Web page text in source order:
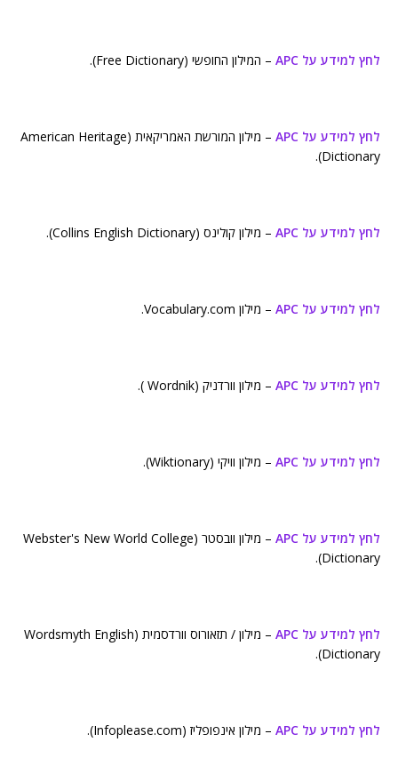
לחץ למידע על APC – המילון החופשי (Free Dictionary).
לחץ למידע על APC
– מילון המורשת האמריקאית (American Heritage
Dictionary).
לחץ למידע על APC – מילון קולינס (Collins English Dictionary).
לחץ למידע על APC – מילון Vocabulary.com.
לחץ למידע על APC – מילון וורדניק (Wordnik ).
לחץ למידע על APC – מילון וויקי (Wiktionary).
לחץ למידע על APC
– מילון וובסטר (Webster's New World College
Dictionary).
לחץ למידע על APC
– מילון / תזאורוס וורדסמית (Wordsmyth English
Dictionary).
לחץ למידע על APC – מילון אינפופליז (Infoplease.com).